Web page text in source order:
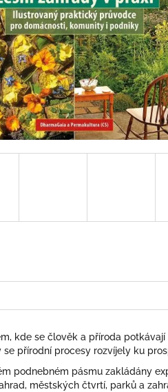
kde se člověk a příroda
se přírodní procesy rozvíjely ku
podnebném pásmu zakládány
městských čtvrtí, parků a